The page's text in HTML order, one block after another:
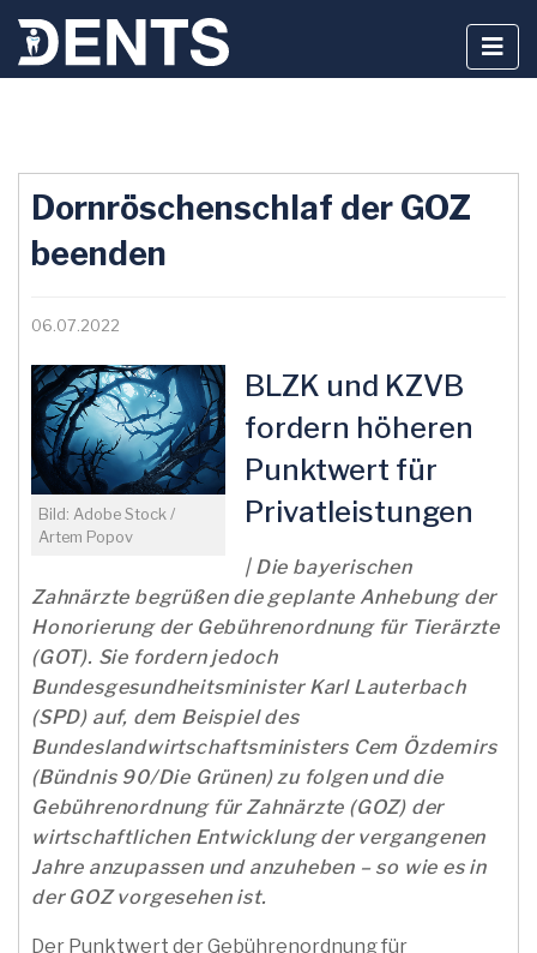
springen
Dornröschenschlaf der GOZ
beenden
06.07.2022
Bild: Adobe Stock /
Artem Popov
BLZK und KZVB
fordern höheren
Punktwert für
Privatleistungen
| Die bayerischen
Zahnärzte begrüßen die geplante Anhebung der
Honorierung der Gebührenordnung für Tierärzte
(GOT). Sie fordern jedoch
Bundesgesundheitsminister Karl Lauterbach
(SPD) auf, dem Beispiel des
Bundeslandwirtschaftsministers Cem Özdemirs
(Bündnis 90/Die Grünen) zu folgen und die
Gebührenordnung für Zahnärzte (GOZ) der
wirtschaftlichen Entwicklung der vergangenen
Jahre anzupassen und anzuheben – so wie es in
der GOZ vorgesehen ist.
Der Punktwert der Gebührenordnung für